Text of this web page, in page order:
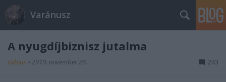
Varánusz
A nyugdíjbiznisz jutalma
Fabius • 2010. november 26. 243